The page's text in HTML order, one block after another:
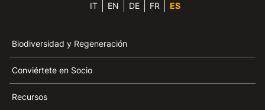
IT EN DE FR ES
Biodiversidad y Regeneración
Conviértete en Socio
Recursos